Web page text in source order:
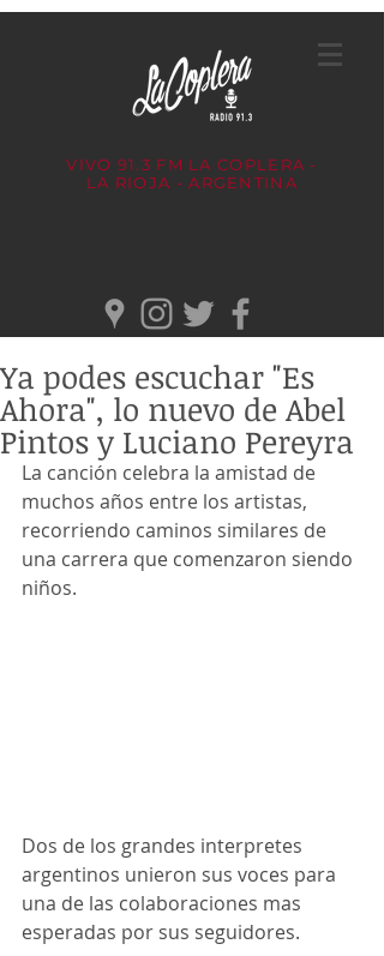
VIVO 91.3 FM LA COPLERA -
LA RIOJA - ARGENTINA
Ya podes escuchar "Es
Ahora", lo nuevo de Abel
Pintos y Luciano Pereyra
La canción celebra la amistad de
muchos años entre los artistas,
recorriendo caminos similares de
una carrera que comenzaron siendo
niños.
Dos de los grandes interpretes
argentinos unieron sus voces para
una de las colaboraciones mas
esperadas por sus seguidores.